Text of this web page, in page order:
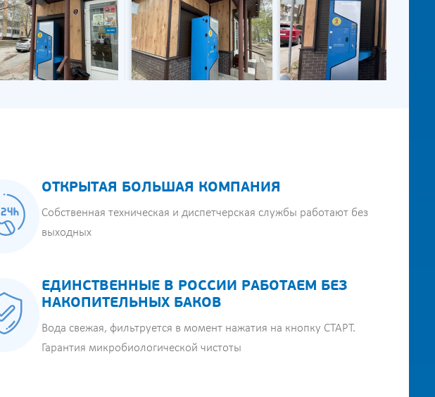
ОТКРЫТАЯ БОЛЬШАЯ КОМПАНИЯ
Собственная техническая и диспетчерская службы работают без
выходных
ЕДИНСТВЕННЫЕ В РОССИИ РАБОТАЕМ БЕЗ
НАКОПИТЕЛЬНЫХ БАКОВ
Вода свежая, фильтруется в момент нажатия на кнопку СТАРТ.
Гарантия микробиологической чистоты